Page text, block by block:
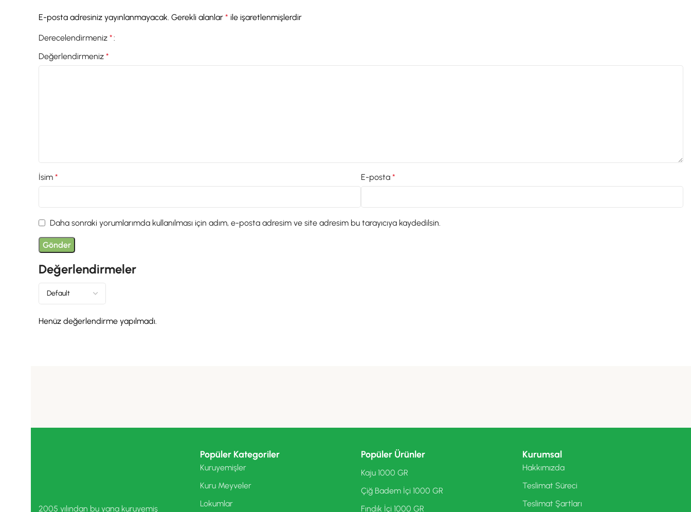
Değerlendirmeler
Henüz değerlendirme yapılmadı.
E-posta adresiniz yayınlanmayacak. Gerekli alanlar* ile işaretlenmişlerdir
Derecelendirmeniz*
Değerlendirmeniz*
İsim* E-posta*
Daha sonraki yorumlarımda kullanılması için adım, e-posta adresim ve site adresim bu tarayıcıya kaydedilsin.
2005 yılından bu yana kuruyemiş
Popüler Kategoriler
Kuruyemişler
Kuru Meyveler
Lokumlar
Popüler Ürünler
Kaju 1000 GR
Çiğ Badem İçi 1000 GR
Fındık İçi 1000 GR
Kurumsal
Hakkımızda
Teslimat Süreci
Teslimat Şartları